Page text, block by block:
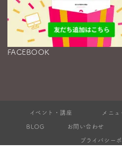
FACEBOOK
イベント・講座 メニュ
BLOG お問い合わせ
プライバシー